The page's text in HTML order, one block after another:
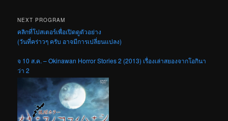
NEXT PROGRAM
คลิกที่โปสเตอร์เพื่อเปิดดูตัวอย่าง
(วันที่คร่าวๆ ครับ อาจมีการเปลี่ยนแปลง)
จ 10 ส.ค. – Okinawan Horror Stories 2 (2013) เรื่องเล่าสยองจากโอกินา
ว่า 2